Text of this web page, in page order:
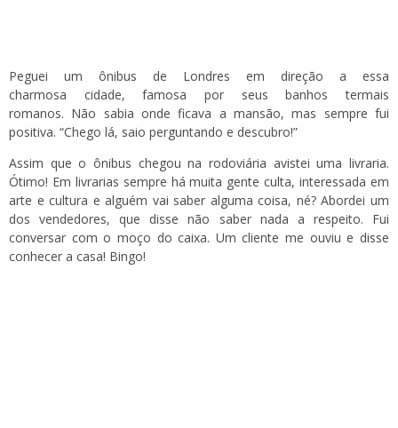
Peguei um ônibus de Londres em direção a essa
charmosa cidade, famosa por seus banhos termais
romanos. Não sabia onde ficava a mansão, mas sempre fui
positiva. “Chego lá, saio perguntando e descubro!”
Assim que o ônibus chegou na rodoviária avistei uma livraria.
Ótimo! Em livrarias sempre há muita gente culta, interessada em
arte e cultura e alguém vai saber alguma coisa, né? Abordei um
dos vendedores, que disse não saber nada a respeito. Fui
conversar com o moço do caixa. Um cliente me ouviu e disse
conhecer a casa! Bingo!